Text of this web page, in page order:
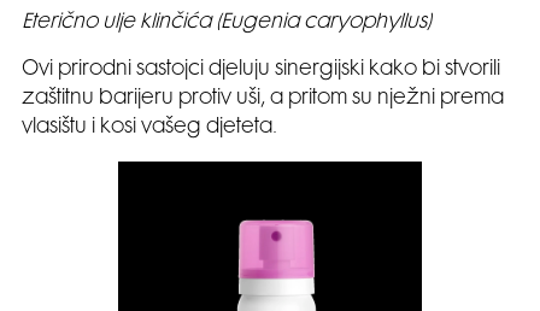
Eterično ulje klinčića (Eugenia caryophyllus)
Ovi prirodni sastojci djeluju sinergijski kako bi stvorili
zaštitnu barijeru protiv uši, a pritom su nježni prema
vlasištu i kosi vašeg djeteta.